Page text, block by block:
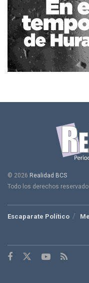
© 2026 Realidad BCS
Todo los derechos
Escaparate Político